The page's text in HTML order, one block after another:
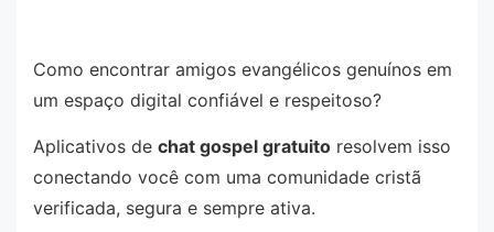
Como encontrar amigos evangélicos genuínos em
um espaço digital confiável e respeitoso?
Aplicativos de chat gospel gratuito resolvem isso
conectando você com uma comunidade cristã
verificada, segura e sempre ativa.